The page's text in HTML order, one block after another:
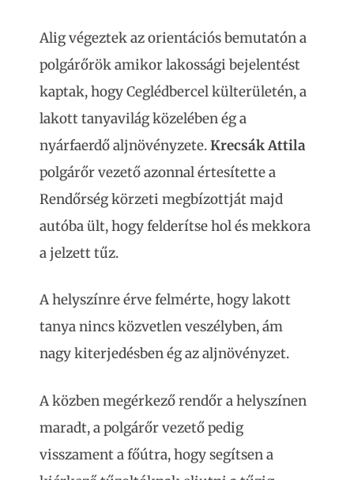
Alig végeztek az orientációs bemutatón a
polgárőrök amikor lakossági bejelentést
kaptak, hogy Ceglédbercel külterületén, a
lakott tanyavilág közelében ég a
nyárfaerdő aljnövényzete.Krecsák Attila
polgárőr vezető azonnal értesítette a
Rendőrség körzeti megbízottját majd
autóba ült, hogy felderítse hol és mekkora
a jelzett tűz.
A helyszínre érve felmérte, hogy lakott
tanya nincs közvetlen veszélyben, ám
nagy kiterjedésben ég az aljnövényzet.
A közben megérkező rendőr a helyszínen
maradt, a polgárőr vezető pedig
visszament a főútra, hogy segítsen a